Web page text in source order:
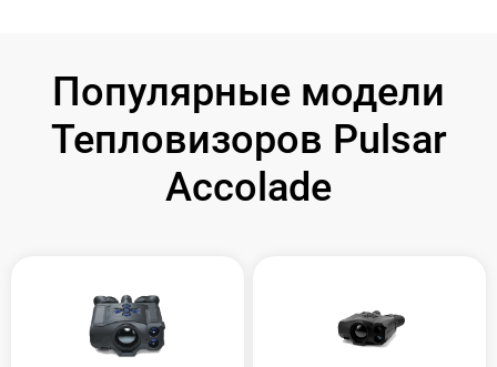
Популярные модели
Тепловизоров Pulsar
Accolade